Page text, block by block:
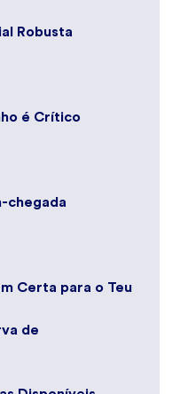
Robusta
é Crítico
chegada
Certa para o Teu
de